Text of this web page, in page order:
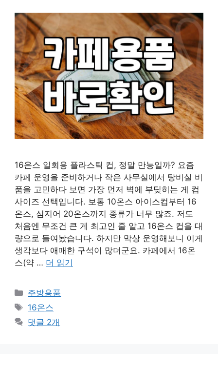
16온스 일회용 플라스틱 컵, 정말 만능일까? 요즘
카페 운영을 준비하거나 작은 사무실에서 탕비실 비
품을 고민하다 보면 가장 먼저 벽에 부딪히는 게 컵
사이즈 선택입니다. 보통 10온스 아이스컵부터 16
온스, 심지어 20온스까지 종류가 너무 많죠. 저도
처음엔 무조건 큰 게 최고인 줄 알고 16온스 컵을 대
량으로 들여놨습니다. 하지만 막상 운영해보니 이게
생각보다 애매한 구석이 많더군요. 카페에서 16온
스(약 … 더 읽기
카
테
리
주방용품
태
그
16온스
댓글 2개